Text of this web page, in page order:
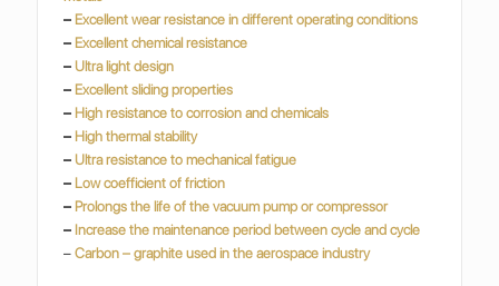
– Excellent wear resistance in different operating conditions
– Excellent chemical resistance
– Ultra light design
– Excellent sliding properties
– High resistance to corrosion and chemicals
– High thermal stability
– Ultra resistance to mechanical fatigue
– Low coefficient of friction
– Prolongs the life of the vacuum pump or compressor
– Increase the maintenance period between cycle and cycle
– Carbon – graphite used in the aerospace industry